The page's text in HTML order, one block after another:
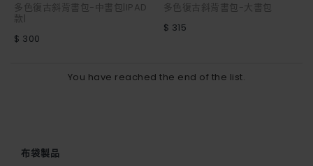
多色復古斜背書包-中書包|IPAD
款|
$ 300
多色復古斜背書包-大書包
$ 315
You have reached the end of the list.
布袋製品